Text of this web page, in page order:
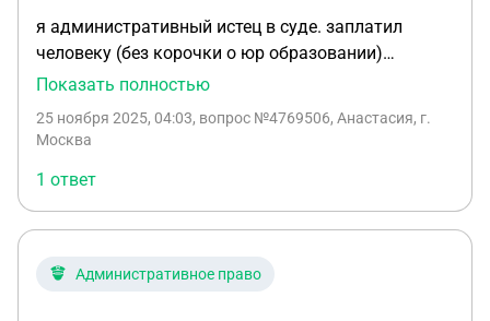
я административный истец в суде. заплатил
человеку (без корочки о юр образовании)
написать иск. иск принят, все отлично. написал
оказалось что нужен диплом для
хотя бы за написанный иск и за поездки человека
в органы и в суд чтобы в канцелярию подать иск
могу эти расходы истребовать с ответчика, или
нет, раз без диплома этот человек???
Показать полностью
25 ноября 2025, 04:03, вопрос №4769506, Анастасия, г.
Москва
1 ответ
Административное право